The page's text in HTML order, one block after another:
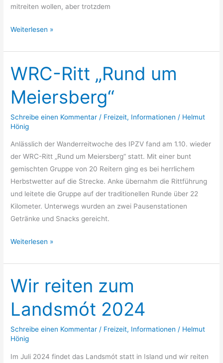
mitreiten wollen, aber trotzdem
Weiterlesen »
WRC-Ritt „Rund um
Meiersberg“
Schreibe einen Kommentar / Freizeit, Informationen / Helmut
Hönig
Anlässlich der Wanderreitwoche des IPZV fand am 1.10. wieder
der WRC-Ritt „Rund um Meiersberg“ statt. Mit einer bunt
gemischten Gruppe von 20 Reitern ging es bei herrlichem
Herbstwetter auf die Strecke. Anke übernahm die Rittführung
und leitete die Gruppe auf der traditionellen Runde über 22
Kilometer. Unterwegs wurden an zwei Pausenstationen
Getränke und Snacks gereicht.
WRC-
Ritt
„Rund
um
Meiersberg“
Weiterlesen »
Wir reiten zum
Landsmót 2024
Schreibe einen Kommentar / Freizeit, Informationen / Helmut
Hönig
Im Juli 2024 findet das Landsmót statt in Island und wir reiten
Wir
reiten
zum
Landsmót
2024